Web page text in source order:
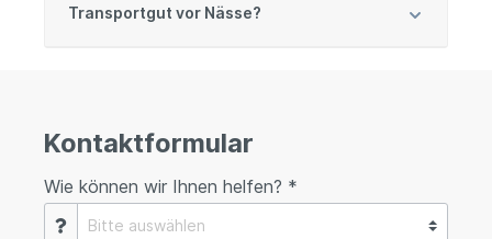
Transportgut vor Nässe?
Kontaktformular
Wie können wir Ihnen helfen? *